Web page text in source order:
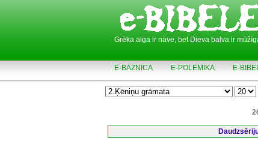
Grēka alga ir nāve, bet Dieva balva ir
E-BAZNICA E-POLEMIKA E-